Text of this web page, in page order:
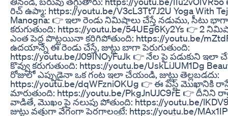
రిచ్ ఉప్మా: https://youtu.be/V3cL3Tt7J2U Yoga With
Manogna: 👉 ఇలా రెండు నిమిషాలు చేస్తే నడుము, సీటు
కరుగుతుంది: https://youtu.be/54UEg6Ky2Ys 👉 2
ఎంత పెద్ద పొట్టయినా కరిగిపోతుంది: https://youtu.be/
ఉదయాన్నే ఈ రెండు చేస్తే, జుట్టు బాగా పెరుగుతుంది:
https://youtu.be/J09INOyFuJk 👉 నేల పై పడుకుని ఇలా
కొవ్వు కరుగుతుంది: https://youtu.be/UskLiJUM1Dg
రోజులో ఎప్పుడైనా ఒక గంట ఇలా చేయండి, జుట్టు తెల్లబడదు:
https://youtu.be/dqWFzniOKUg 👉 ఈ పేస్ట్ మొఖానికి
మారుతుంది: https://youtu.be/PkgJnUJC9rE 👉 దీనిని
వాడితే, మొఖం పై నలుపు పోతుంది: https://youtu.be/
జుట్టు వత్తుగా వేగంగా పెరగాలంటే: https://youtu.be/